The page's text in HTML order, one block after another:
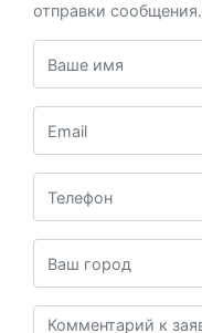
отправки сообщения.